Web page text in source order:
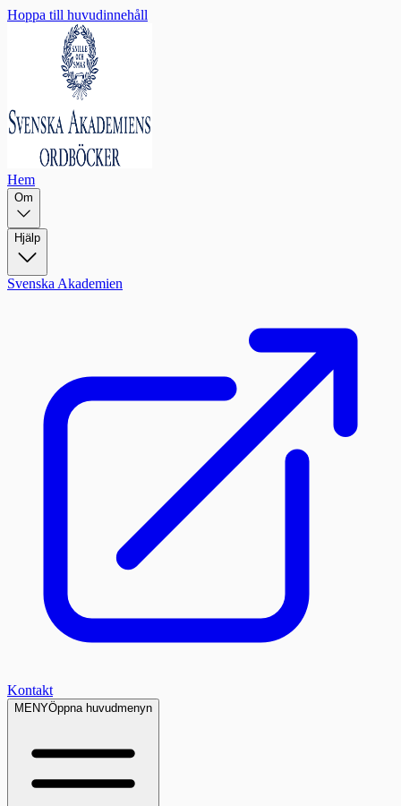
Hoppa till huvudinnehåll
Hem
Om
Hjälp
Svenska Akademien
Kontakt
MENYÖppna huvudmenyn